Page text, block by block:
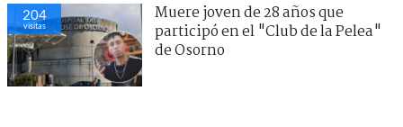
204
visitas
Muere joven de 28 años que
participó en el "Club de la Pelea"
de Osorno